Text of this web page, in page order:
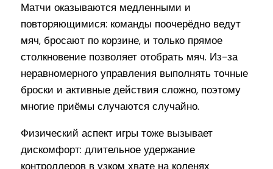
Матчи оказываются медленными и
повторяющимися: команды поочерёдно ведут
мяч, бросают по корзине, и только прямое
столкновение позволяет отобрать мяч. Из-за
неравномерного управления выполнять точные
броски и активные действия сложно, поэтому
многие приёмы случаются случайно.
Физический аспект игры тоже вызывает
дискомфорт: длительное удержание
контроллеров в узком хвате на коленях